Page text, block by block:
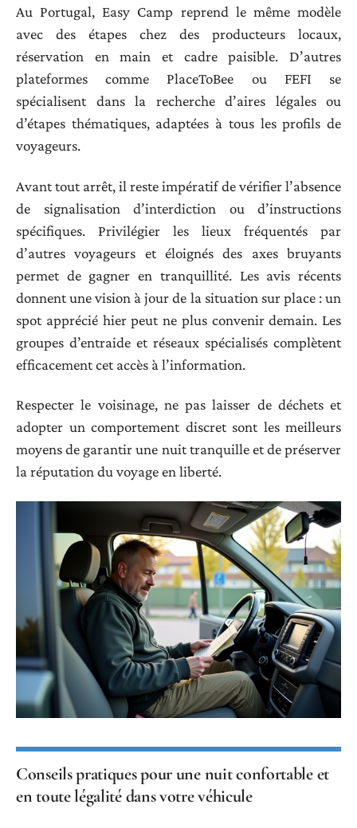
Au Portugal, Easy Camp reprend le même modèle
avec des étapes chez des producteurs locaux,
réservation en main et cadre paisible. D’autres
plateformes comme PlaceToBee ou FEFI se
spécialisent dans la recherche d’aires légales ou
d’étapes thématiques, adaptées à tous les profils de
voyageurs.
Avant tout arrêt, il reste impératif de vérifier l’absence
de signalisation d’interdiction ou d’instructions
spécifiques. Privilégier les lieux fréquentés par
d’autres voyageurs et éloignés des axes bruyants
permet de gagner en tranquillité. Les avis récents
donnent une vision à jour de la situation sur place : un
spot apprécié hier peut ne plus convenir demain. Les
groupes d’entraide et réseaux spécialisés complètent
efficacement cet accès à l’information.
Respecter le voisinage, ne pas laisser de déchets et
adopter un comportement discret sont les meilleurs
moyens de garantir une nuit tranquille et de préserver
la réputation du voyage en liberté.
Conseils pratiques pour une nuit confortable et
en toute légalité dans votre véhicule